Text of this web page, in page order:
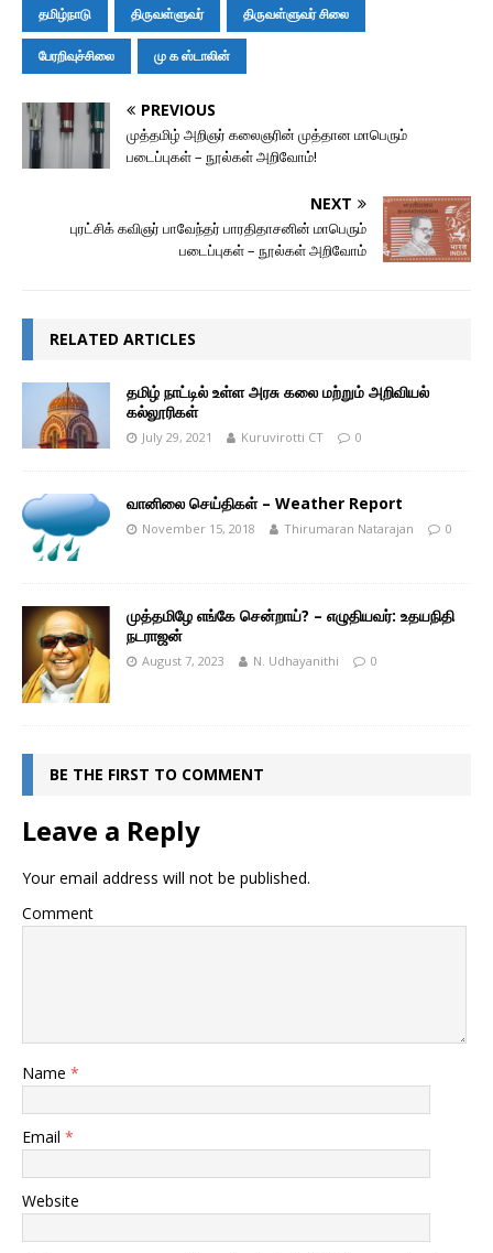
r
தமிழ்நாடு திருவள்ளுவர் திருவள்ளுவர் சிலை
பேரறிவுச்சிலை மு க ஸ்டாலின்
PREVIOUS
முத்தமிழ் அறிஞர் கலைஞரின் முத்தான மாபெரும்
படைப்புகள் – நூல்கள் அறிவோம்!
NEXT
புரட்சிக் கவிஞர் பாவேந்தர் பாரதிதாசனின் மாபெரும்
படைப்புகள் – நூல்கள் அறிவோம்
RELATED ARTICLES
தமிழ் நாட்டில் உள்ள அரசு கலை மற்றும் அறிவியல்
கல்லூரிகள்
July 29, 2021 Kuruvirotti CT 0
வானிலை செய்திகள் – Weather Report
November 15, 2018 Thirumaran Natarajan 0
முத்தமிழே எங்கே சென்றாய்? – எழுதியவர்: உதயநிதி
நடராஜன்
August 7, 2023 N. Udhayanithi 0
BE THE FIRST TO COMMENT
Leave a Reply
Your email address will not be published.
Comment
Name *
Email *
Website